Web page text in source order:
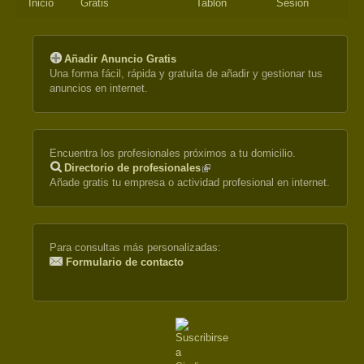
Inicio
Gratis
Tablón
Sesión
Añadir Anuncio Gratis
Una forma fácil, rápida y gratuita de añadir y gestionar tus
anuncios en internet.
Encuentra los profesionales próximos a tu domicilio.
Directorio de profesionales(link
is
Añade gratis tu empresa o actividad profesional en internet.
Para consultas más personalizadas:
Formulario de contacto